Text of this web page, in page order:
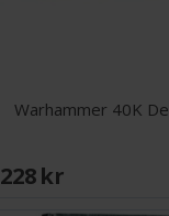
Warhammer 40K
228 SEK